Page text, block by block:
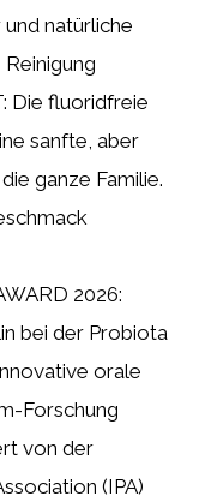
natürliche
Die fluoridfreie
sanfte, aber
ganze Familie.
2026:
bei der Probiota
orale
Forschung
von der
(IPA)